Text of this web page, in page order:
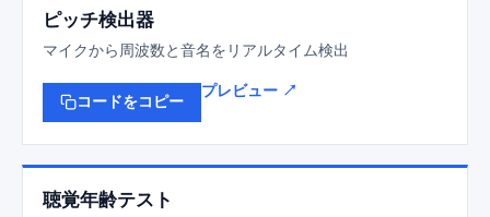
ピッチ検出器
マイクから周波数と音名をリアルタイム検出
コードをコピー
プレビュー ↗
聴覚年齢テスト